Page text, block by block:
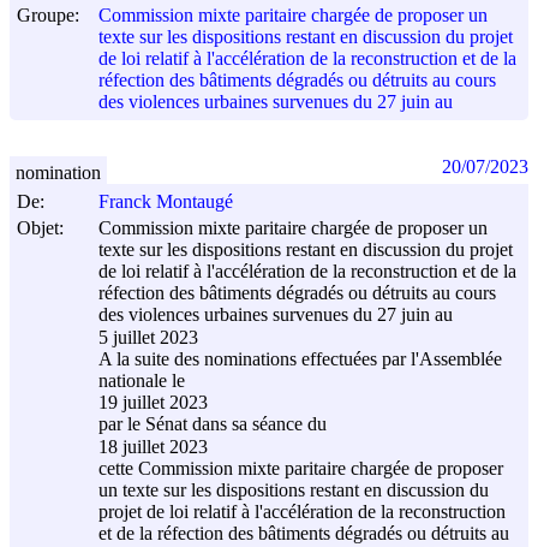
Groupe:
Commission mixte paritaire chargée de proposer un
texte sur les dispositions restant en discussion du projet
de loi relatif à l'accélération de la reconstruction et de la
réfection des bâtiments dégradés ou détruits au cours
des violences urbaines survenues du 27 juin au
De:
Franck Montaugé
Objet:
Commission mixte paritaire chargée de proposer un
texte sur les dispositions restant en discussion du projet
de loi relatif à l'accélération de la reconstruction et de la
réfection des bâtiments dégradés ou détruits au cours
des violences urbaines survenues du 27 juin au
5 juillet 2023
A la suite des nominations effectuées par l'Assemblée
nationale le
19 juillet 2023
par le Sénat dans sa séance du
18 juillet 2023
cette Commission mixte paritaire chargée de proposer
un texte sur les dispositions restant en discussion du
projet de loi relatif à l'accélération de la reconstruction
et de la réfection des bâtiments dégradés ou détruits au
nomination 20/07/2023